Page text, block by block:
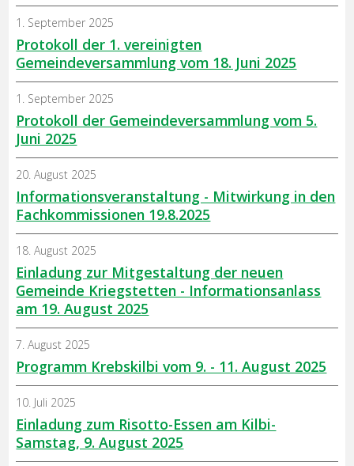
Protokoll der 1. vereinigten
Gemeindeversammlung vom 18. Juni 2025
1. September 2025
Protokoll der Gemeindeversammlung vom 5.
Juni 2025
1. September 2025
Informationsveranstaltung - Mitwirkung in den
Fachkommissionen 19.8.2025
20. August 2025
Einladung zur Mitgestaltung der neuen
Gemeinde Kriegstetten - Informationsanlass
am 19. August 2025
18. August 2025
Programm Krebskilbi vom 9. - 11. August 2025
7. August 2025
Einladung zum Risotto-Essen am Kilbi-
Samstag, 9. August 2025
10. Juli 2025